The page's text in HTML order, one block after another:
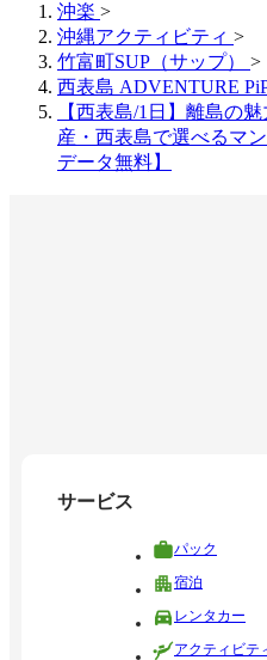
沖楽 >
沖縄アクティビティ >
竹富町SUP（サップ） >
西表島 ADVENTURE
【西表島/1日】離島の
産・西表島で選べるマ
データ無料】
サービス
パック
宿泊
レンタカー
アクティビテ